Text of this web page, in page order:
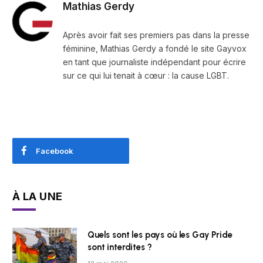
Mathias Gerdy
Après avoir fait ses premiers pas dans la presse
féminine, Mathias Gerdy a fondé le site Gayvox
en tant que journaliste indépendant pour écrire
sur ce qui lui tenait à cœur : la cause LGBT.
Facebook
À LA UNE
Quels sont les pays où les Gay Pride
sont interdites ?